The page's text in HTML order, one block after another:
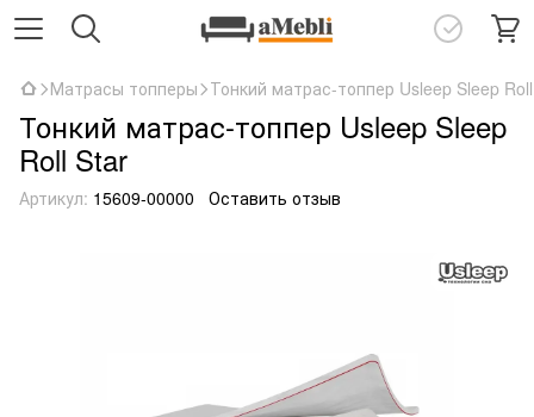
Матрасы топперы Тонкий матрас-топпер Usleep Sleep
Тонкий матрас-топпер Usleep Sleep
Roll Star
Артикул: 15609-00000 Оставить отзыв